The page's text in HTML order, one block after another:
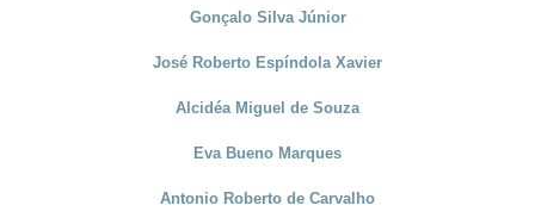
Gonçalo Silva Júnior
José Roberto Espíndola Xavier
Alcidéa Miguel de Souza
Eva Bueno Marques
Antonio Roberto de Carvalho